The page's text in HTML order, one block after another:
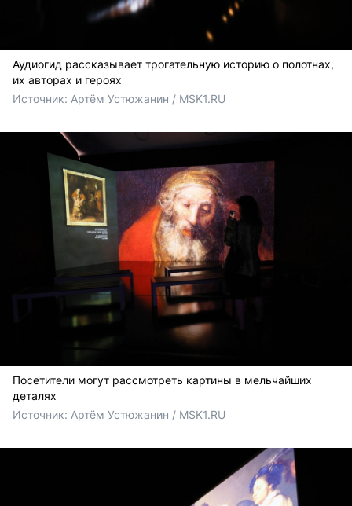
Аудиогид рассказывает трогательную историю о полотнах,
их авторах и героях
Источник: Артём Устюжанин / MSK1.RU
Посетители могут рассмотреть картины в мельчайших
деталях
Источник: Артём Устюжанин / MSK1.RU